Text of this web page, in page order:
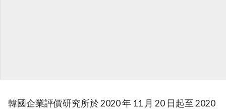
韓國企業評價研究所於 2020 年 11 月 20 日起至 2020